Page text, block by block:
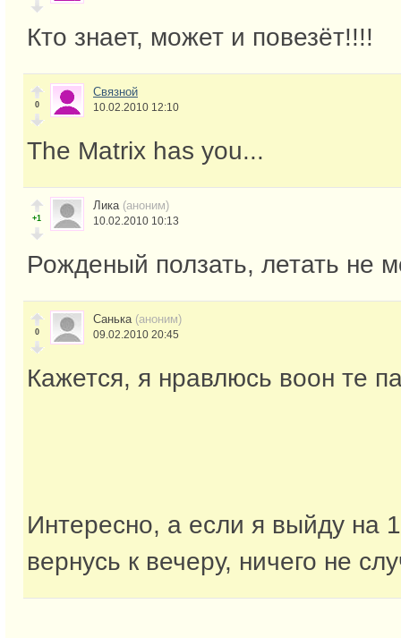
Кто знает, может и повезёт!!!!
0
Связной
10.02.2010 12:10
The Matrix has you...
+1
Лика (аноним)
10.02.2010 10:13
Рожденый ползать, летать не
0
Санька (аноним)
09.02.2010 20:45
Кажется, я нравлюсь воон те
Интересно, а если я выйду на
вернусь к вечеру, ничего не